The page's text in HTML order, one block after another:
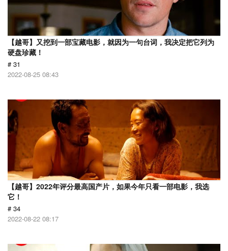
【越哥】又挖到一部宝藏电影，就因为一句台词，我决定把它列为
硬盘珍藏！
# 31
2022-08-25 08:43
【越哥】2022年评分最高国产片，如果今年只看一部电影，我选
它！
# 34
2022-08-22 08:17